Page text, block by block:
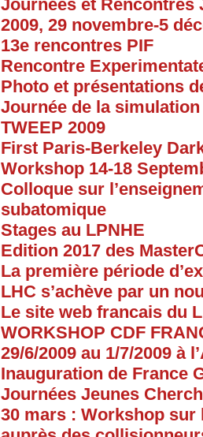
Journées et Rencontres
2009, 29 novembre-5
13e rencontres PIF
Rencontre
Photo et présentations
Journée de la simulation
TWEEP 2009
First Paris-Berkeley
Workshop 14-18
Colloque sur
subatomique
Stages au LPNHE
Edition 2017 des
La première période
LHC s’achève par un
Le site web francais du
WORKSHOP CDF
29/6/2009 au 1/7/2009 à
Inauguration de France
Journées Jeunes
30 mars : Workshop